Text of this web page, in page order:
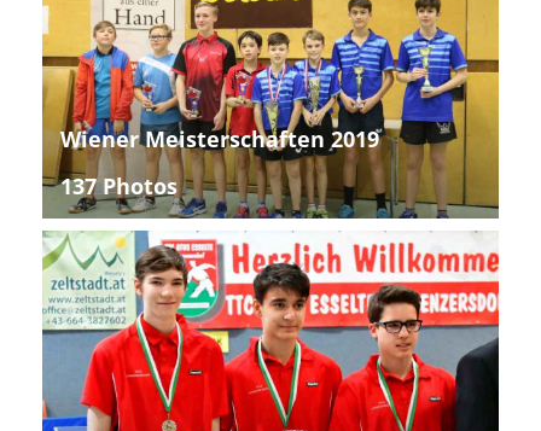
Wiener Meisterschaften 2019
137 Photos